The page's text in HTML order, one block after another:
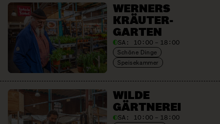
WERNERS
KRÄUTER­
GARTEN
SA: 10:00 – 18:00
Schöne Dinge
Speisekammer
WILDE
GÄRTNEREI
SA: 10:00 – 18:00